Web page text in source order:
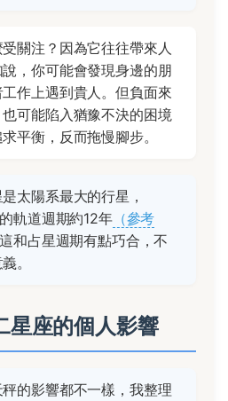
關注？因為它往往帶來人
，你可能會發現身邊的朋
作上遇到貴人。但負面來
可能陷入猶豫不決的困境
平衡，反而拖慢腳步。
太陽系最大的行星，
軌道週期約12年（參考
這和占星週期有點巧合，不
。
星座的個人影響
的影響都不一樣，我整理